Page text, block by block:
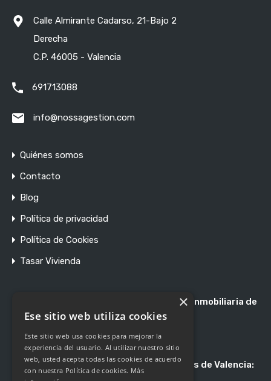
Tags
barrios de valencia buscar vivienda
consejos de vivienda
diseño de interiores
hogar perfecto
oportunidades
patrimonio pintura piso pisos
pisos para parejas precio tasación
Calle Almirante Cadarso, 21-Bajo 2
Derecha
C.P. 46005 - Valencia
691713088
info@nossagestion.com
Quiénes somos
Contacto
Blog
Política de privacidad
Política de Cookies
Tasar Vivienda
Registro de Agentes de Intermediación Inmobiliaria de
la Comunidad Valenciana RAICV 1897
Asociación de Profesionales Inmobiliarios de Valencia:
Asociado 247
×
Ese sitio web utiliza cookies
Este sitio web usa cookies para mejorar la
experiencia del usuario. Al utilizar nuestro sitio
web, usted acepta todas las cookies de acuerdo
con nuestra Política de cookies. Más